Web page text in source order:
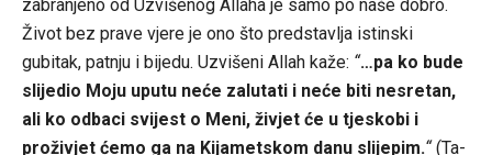
zabranjeno od Uzvišenog Allaha je samo po naše dobro.
Život bez prave vjere je ono što predstavlja istinski
gubitak, patnju i bijedu. Uzvišeni Allah kaže: “…pa ko bude
slijedio Moju uputu neće zalutati i neće biti nesretan,
ali ko odbaci svijest o Meni, živjet će u tjeskobi i
proživjet ćemo ga na Kijametskom danu slijepim.“ (Ta-